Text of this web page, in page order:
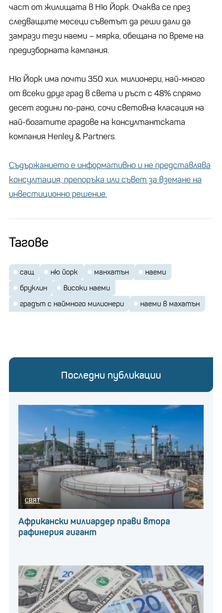
част от жилищата в Ню Йорк. Очаква се през
следващите месеци съветът да реши дали да
замрази тези наеми – мярка, обещана по време на
предизборната кампания.
Ню Йорк има почти 350 хил. милионери, най-много
от всеки друг град в света и ръст с 48% спрямо
десет години по-рано, сочи световна класация на
най-богатите градове на консултантската
компания Henley & Partners.
Съдържанието е информативно и не представлява
консултация, препоръка или съвет за вземане на
инвестиционно решение.
Тагове
сащ ню йорк манхатън
наеми
бруклин
високи наеми
градът с наймного милионери
наеми в махатън
Последни публикации
СВЯТ
Африкански милиардер прави втора
рафинерия гигант